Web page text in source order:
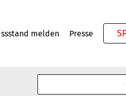
melden Presse